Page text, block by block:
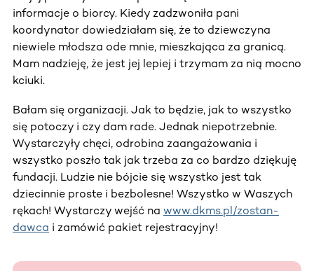
informacje o biorcy. Kiedy zadzwoniła pani
koordynator dowiedziałam się, że to dziewczyna
niewiele młodsza ode mnie, mieszkająca za granicą.
Mam nadzieję, że jest jej lepiej i trzymam za nią mocno
kciuki.
Bałam się organizacji. Jak to będzie, jak to wszystko
się potoczy i czy dam rade. Jednak niepotrzebnie.
Wystarczyły chęci, odrobina zaangażowania i
wszystko poszło tak jak trzeba za co bardzo dziękuję
fundacji. Ludzie nie bójcie się wszystko jest tak
dziecinnie proste i bezbolesne! Wszystko w Waszych
rękach! Wystarczy wejść na www.dkms.pl/zostan-
dawca i zamówić pakiet rejestracyjny!